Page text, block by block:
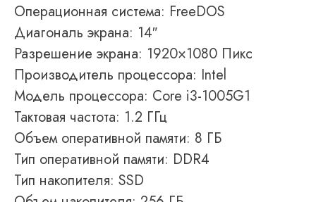
Операционная система: FreeDOS
Диагональ экрана: 14″
Разрешение экрана: 1920×1080 Пикс
Производитель процессора: Intel
Модель процессора: Core i3-1005G1
Тактовая частота: 1.2 ГГц
Объем оперативной памяти: 8 ГБ
Тип оперативной памяти: DDR4
Тип накопителя: SSD